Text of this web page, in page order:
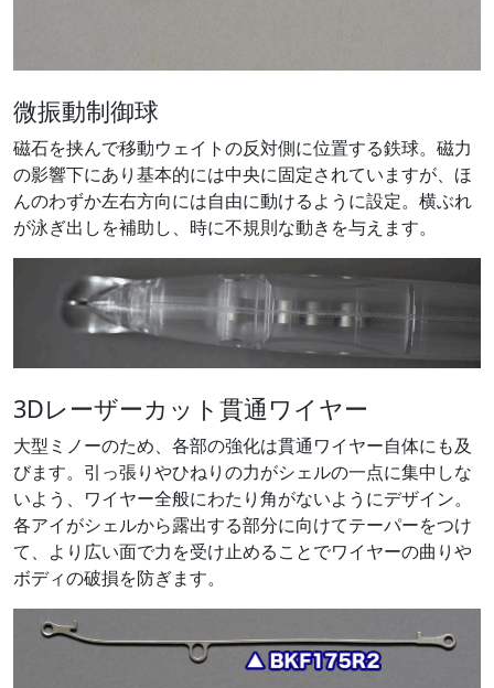
微振動制御球
磁石を挟んで移動ウェイトの反対側に位置する鉄球。磁力
の影響下にあり基本的には中央に固定されていますが、ほ
んのわずか左右方向には自由に動けるように設定。横ぶれ
が泳ぎ出しを補助し、時に不規則な動きを与えます。
3Dレーザーカット貫通ワイヤー
大型ミノーのため、各部の強化は貫通ワイヤー自体にも及
びます。引っ張りやひねりの力がシェルの一点に集中しな
いよう、ワイヤー全般にわたり角がないようにデザイン。
各アイがシェルから露出する部分に向けてテーパーをつけ
て、より広い面で力を受け止めることでワイヤーの曲りや
ボディの破損を防ぎます。